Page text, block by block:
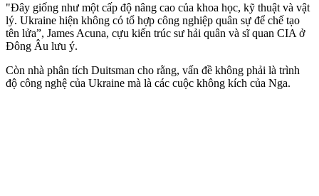
"Đây giống như một cấp độ nâng cao của khoa học, kỹ thuật và vật
lý. Ukraine hiện không có tổ hợp công nghiệp quân sự để chế tạo
tên lửa”, James Acuna, cựu kiến trúc sư hải quân và sĩ quan CIA ở
Đông Âu lưu ý.
Còn nhà phân tích Duitsman cho rằng, vấn đề không phải là trình
độ công nghệ của Ukraine mà là các cuộc không kích của Nga.